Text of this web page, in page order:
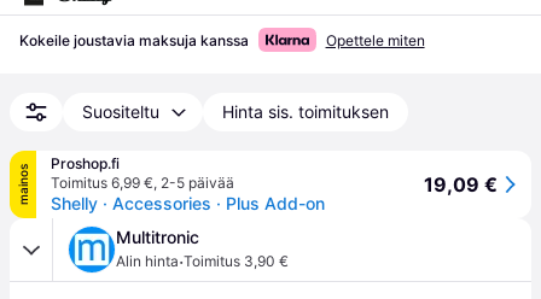
Kokeile joustavia maksuja kanssa Opettele miten
Suositeltu Hinta sis. toimituksen
mainos
Proshop.fi
Toimitus 6,99 €, 2-5 päivää
Shelly · Accessories · Plus Add-on
19,09 €
Multitronic
Alin hinta·Toimitus 3,90 €